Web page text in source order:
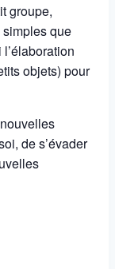
groupe,
que
objets) pour
de s’évader